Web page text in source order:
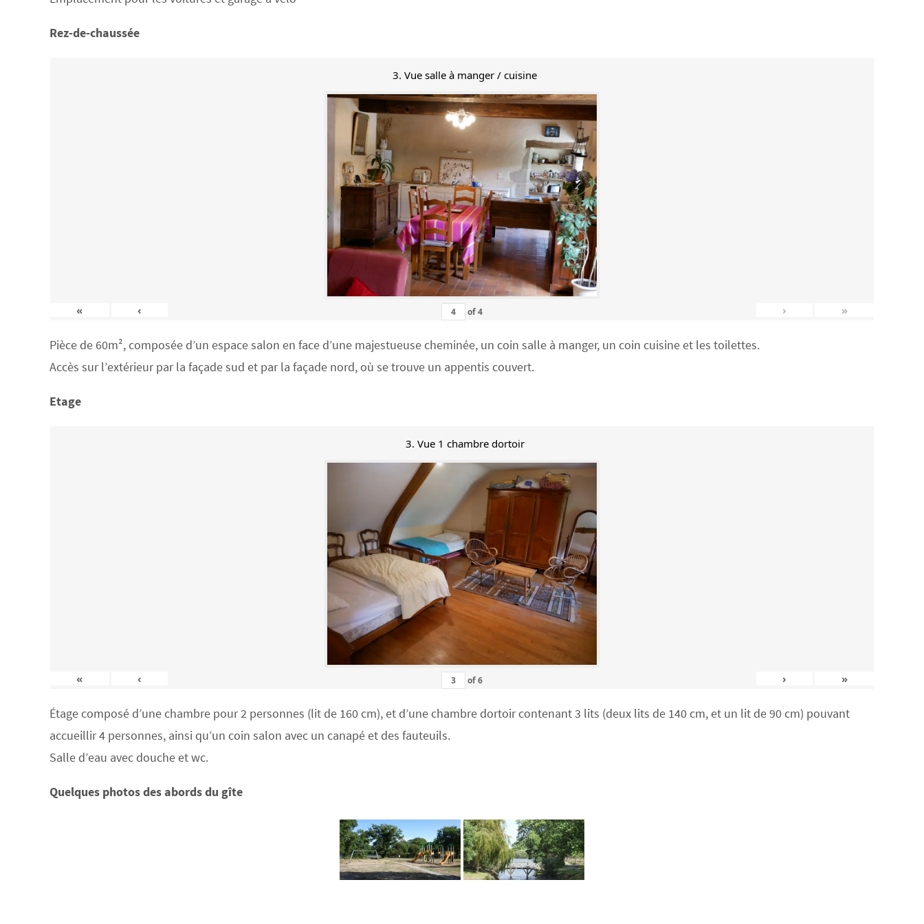
Rez-de-chaussée
3. Vue salle à manger / cuisine
« ‹ of4 › »
Pièce de 60m², composée d’un espace salon en face d’une majestueuse cheminée, un coin salle à manger, un coin cuisine et les toilettes.
Accès sur l’extérieur par la façade sud et par la façade nord, où se trouve un appentis couvert.
Etage
3. Vue 1 chambre dortoir
« ‹ of6 › »
Étage composé d’une chambre pour 2 personnes (lit de 160 cm), et d’une chambre dortoir contenant 3 lits (deux lits de 140 cm, et un lit de 90 cm) pouvant
accueillir 4 personnes, ainsi qu’un coin salon avec un canapé et des fauteuils.
Salle d’eau avec douche et wc.
Quelques photos des abords du gîte